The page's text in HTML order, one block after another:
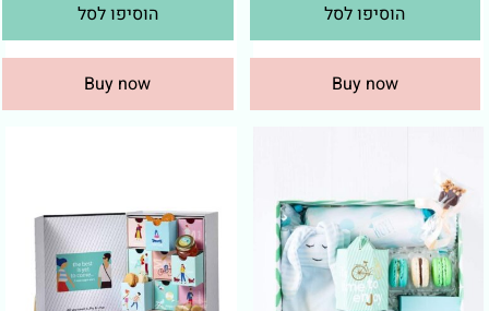
הוסיפו לסל
Buy now
הוסיפו לסל
Buy now